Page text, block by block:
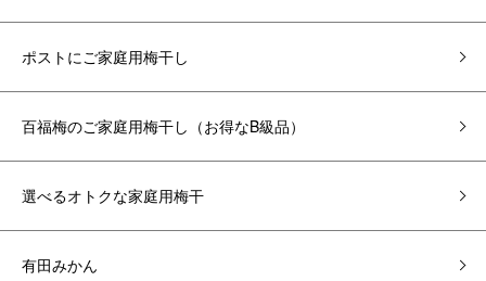
ポストにご家庭用梅干し
百福梅のご家庭用梅干し（お得なB級品）
選べるオトクな家庭用梅干
有田みかん